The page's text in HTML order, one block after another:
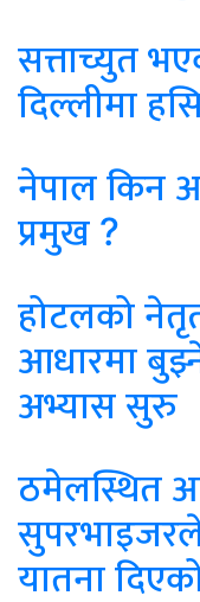
सत्ताच्युत
दिल्लीमा
नेपाल किन
प्रमुख ?
होटलको
आधारमा
अभ्यास सुरु
ठमेलस्थित
सुपरभाइजरले
यातना